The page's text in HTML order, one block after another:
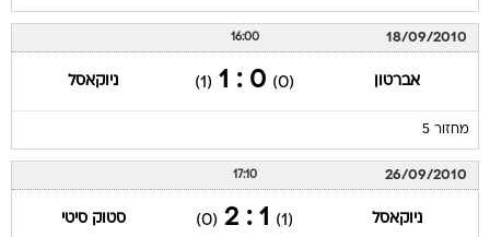
18/09/2010
16:00
אברטון (0)
0 : 1
(1) ניוקאסל
מחזור 5
26/09/2010
17:10
ניוקאסל (1)
1 : 2
(0) סטוק סיטי